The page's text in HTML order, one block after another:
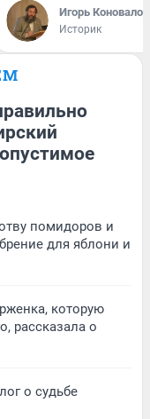
Игорь Коновалов
Историк
помидоров и
для яблони и
которую
рассказала о
о судьбе